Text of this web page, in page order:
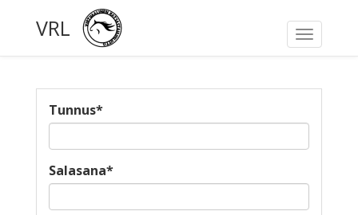
Toggle
VRL
Tunnus*
Salasana*